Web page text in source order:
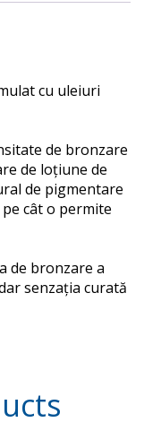
cu uleiuri
de bronzare
de loțiune de
de pigmentare
cât o permite
de bronzare a
senzația curată